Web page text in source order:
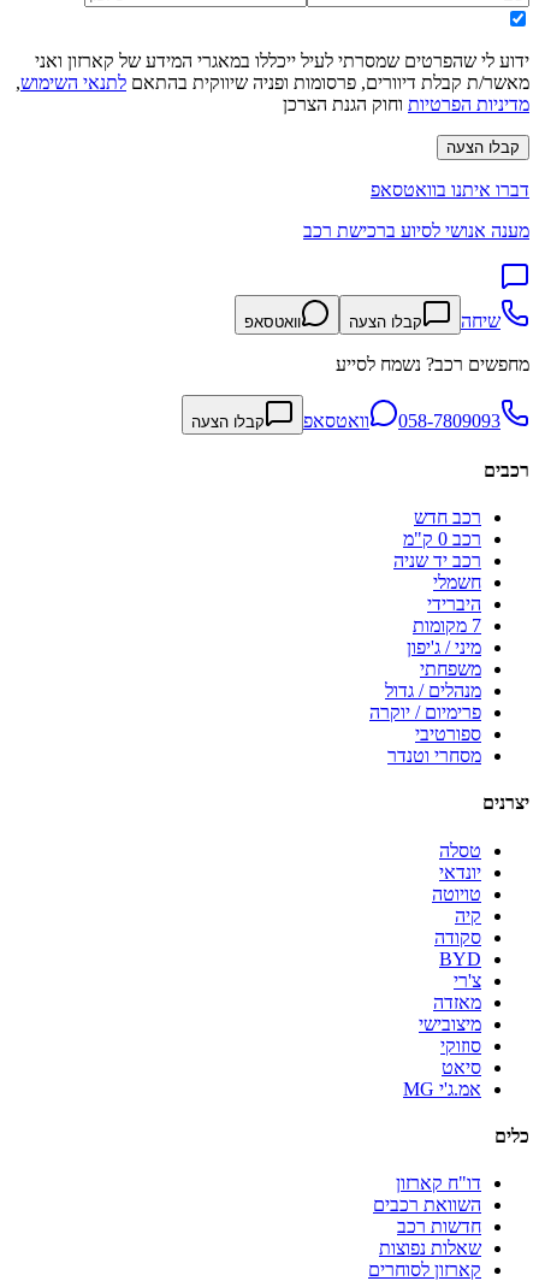
ידוע לי שהפרטים שמסרתי לעיל ייכללו במאגרי המידע של קארזון ואני
מאשר/ת קבלת דיוורים, פרסומות ופניה שיווקית בהתאם לתנאי השימוש,
מדיניות הפרטיות וחוק הגנת הצרכן
קבלו הצעה
דברו איתנו בוואטסאפ
מענה אנושי לסיוע ברכישת רכב
שיחה קבלו הצעה וואטסאפ
מחפשים רכב? נשמח לסייע
058-7809093 וואטסאפ קבלו הצעה
רכבים
רכב חדש
רכב 0 ק"מ
רכב יד שניה
חשמלי
היברידי
7 מקומות
מיני / ג'יפון
משפחתי
מנהלים / גדול
פרימיום / יוקרה
ספורטיבי
מסחרי וטנדר
יצרנים
טסלה
יונדאי
טויוטה
קיה
סקודה
BYD
צ'רי
מאזדה
מיצובישי
סוזוקי
סיאט
אמ.ג'י MG
כלים
דו"ח קארזון
השוואת רכבים
חדשות רכב
שאלות נפוצות
קארזון לסוחרים